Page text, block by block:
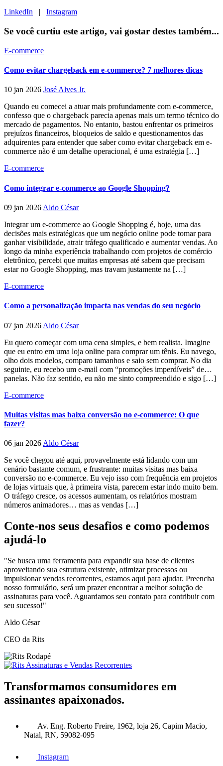
LinkedIn
Instagram
Se você curtiu este artigo, vai gostar destes também...
E-commerce
Como evitar chargeback em e-commerce? 7 melhores dicas
10 jan 2026 José Alves Jr.
Quando eu comecei a atuar mais profundamente com e-commerce,
confesso que o chargeback parecia apenas mais um termo técnico do
mercado de pagamentos. No entanto, bastou enfrentar os primeiros
prejuízos financeiros, bloqueios de saldo e questionamentos das
adquirentes para entender que saber como evitar chargeback em e-
commerce não é um detalhe operacional, é uma estratégia […]
E-commerce
Como integrar e-commerce ao Google Shopping?
09 jan 2026 Aldo César
Integrar um e-commerce ao Google Shopping é, hoje, uma das
decisões mais estratégicas que um negócio online pode tomar para
ganhar visibilidade, atrair tráfego qualificado e aumentar vendas. Ao
longo da minha experiência trabalhando com projetos de comércio
eletrônico, percebi que muitas empresas até sabem que precisam
estar no Google Shopping, mas travam justamente na […]
E-commerce
Como a personalização impacta nas vendas do seu negócio
07 jan 2026 Aldo César
Eu quero começar com uma cena simples, e bem realista. Imagine
que eu entro em uma loja online para comprar um tênis. Eu navego,
olho dois modelos, comparo tamanhos e saio sem comprar. No dia
seguinte, eu recebo um e-mail com “promoções imperdíveis” de…
panelas. Não faz sentido, eu não me sinto compreendido e sigo […]
E-commerce
Muitas visitas mas baixa conversão no e-commerce: O que
fazer?
06 jan 2026 Aldo César
Se você chegou até aqui, provavelmente está lidando com um
cenário bastante comum, e frustrante: muitas visitas mas baixa
conversão no e-commerce. Eu vejo isso com frequência em projetos
de lojas virtuais que, à primeira vista, parecem estar indo muito bem.
O tráfego cresce, os acessos aumentam, os relatórios mostram
números animadores… mas as vendas […]
Conte-nos seus desafios e como podemos
ajudá-lo
"Se busca uma ferramenta para expandir sua base de clientes
aproveitando sua estrutura existente, otimizar processos ou
impulsionar vendas recorrentes, estamos aqui para ajudar. Preencha
nosso formulário, será um prazer encontrar a melhor solução de
assinaturas para você. Aguardamos seu contato para contribuir com
seu sucesso!"
Aldo César
CEO da Rits
Transformamos consumidores em
assinantes apaixonados.
Av. Eng. Roberto Freire, 1962, loja 26, Capim Macio,
Natal, RN, 59082-095
Instagram